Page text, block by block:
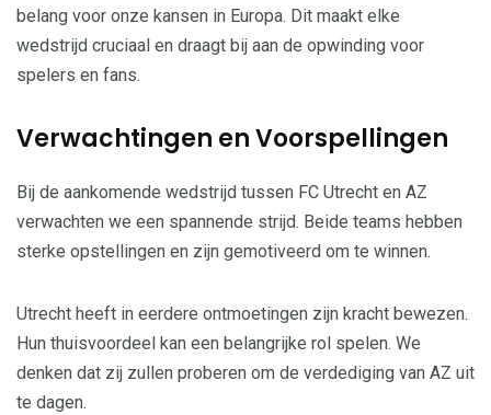
belang voor onze kansen in Europa. Dit maakt elke
wedstrijd cruciaal en draagt bij aan de opwinding voor
spelers en fans.
Verwachtingen en Voorspellingen
Bij de aankomende wedstrijd tussen FC Utrecht en AZ
verwachten we een spannende strijd. Beide teams hebben
sterke opstellingen en zijn gemotiveerd om te winnen.
Utrecht heeft in eerdere ontmoetingen zijn kracht bewezen.
Hun thuisvoordeel kan een belangrijke rol spelen. We
denken dat zij zullen proberen om de verdediging van AZ uit
te dagen.